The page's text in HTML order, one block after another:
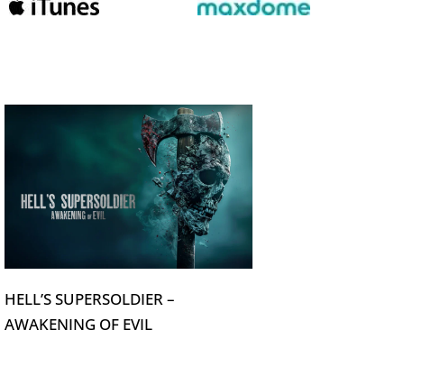
HELL’S SUPERSOLDIER –
AWAKENING OF EVIL